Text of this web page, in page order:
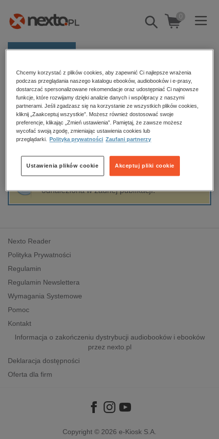
Pokaż/schowaj
wyszukiwarkę
0
E-prasa
Kategorie
Zobacz wszystkie E-prasa
budownictwo, aranżacja wnętrz
biznesowe, branżowe, gospodarka
edukacja
hobby, sport, rozrywka
komputery, internet, technologie, informatyka
polityka, społeczno-informacyjne
psychologiczne
inne
popularno-naukowe
historia
Strona główna Rebecca Yarros
Rebecca Yarros
Sortowanie Filtrowanie
odnaleziona w żadnej publikacji.
Nexto Reader
Polityka Prywatności
Regulamin
Regulamin Newslettera
Wymagania Systemowe
Pomoc
Kontakt
Informacja o zakończeniu dystrybucji audiobooków i ebooków
przez nexto.pl
Deklaracja dostępności
Oferta dla firm
Copyright © 2026 e-Kiosk S.A.
Chcemy korzystać z plików cookies, aby zapewnić Ci najlepsze wrażenia
podczas przeglądania naszego katalogu ebooków, audiobooków i e-prasy,
dostarczać spersonalizowane rekomendacje oraz udostępniać Ci najnowsze
funkcje, które rozwijamy dzięki analizie danych i współpracy z naszymi
partnerami. Jeśli zgadzasz się na korzystanie ze wszystkich plików cookies,
kliknij „Zaakceptuj wszystkie”. Możesz również dostosować swoje
preferencje, klikając „Zmień ustawienia”. Pamiętaj, że zawsze możesz
wycofać swoją zgodę, zmieniając ustawienia cookies lub
przeglądarki.
Polityka prywatności Zaufani partnerzy
Akceptuj pliki cookie
Ustawienia plików cookie